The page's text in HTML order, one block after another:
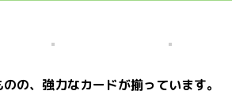
の、強力なカードが揃っています。